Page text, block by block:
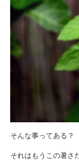
そんな事ってある？
それはもうこの暑さ